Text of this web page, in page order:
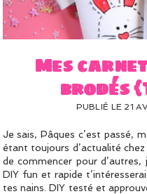
Mes
brodés
PUBLIÉ LE 21
Je sais, Pâques c’est passé,
étant toujours d’actualité
de commencer pour
DIY fun et rapide
tes nains. DIY testé et